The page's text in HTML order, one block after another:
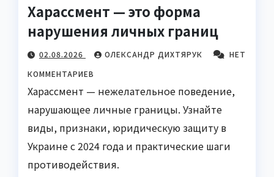
Харассмент — это форма
нарушения личных границ
02.08.2026 ОЛЕКСАНДР ДИХТЯРУК
НЕТ
КОММЕНТАРИЕВ
Харассмент — нежелательное поведение,
нарушающее личные границы. Узнайте
виды, признаки, юридическую защиту в
Украине с 2024 года и практические шаги
противодействия.